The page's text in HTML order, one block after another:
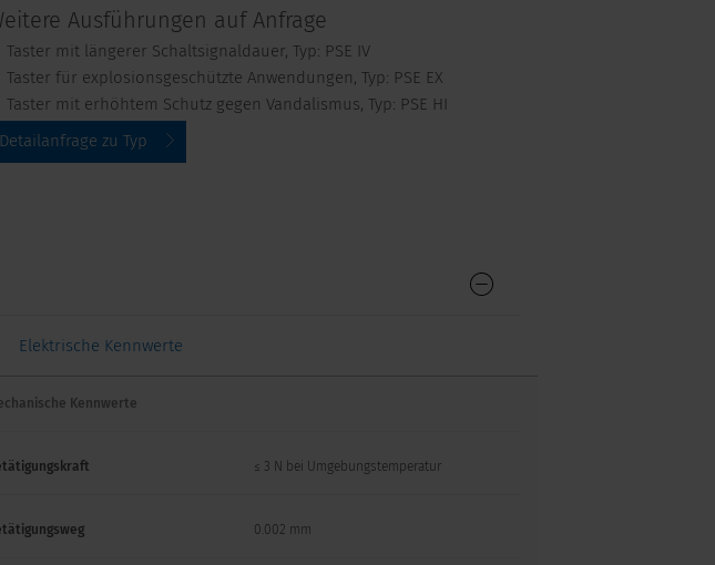
Ausführungen auf Anfrage
Taster mit längerer Schaltsignaldauer, Typ: PSE IV
Taster für explosionsgeschützte Anwendungen, Typ: PSE EX
Taster mit erhöhtem Schutz gegen Vandalismus, Typ: PSE HI
Detailanfrage zu Typ
Elektrische Kennwerte
Kennwerte
≤ 3 N bei Umgebungstemperatur
0.002 mm